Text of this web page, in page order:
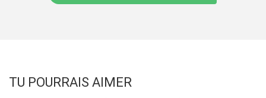
TU POURRAIS AIMER